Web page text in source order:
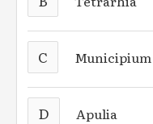
C Municipium
D Apulia